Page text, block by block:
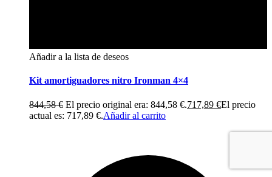
Añadir a la lista de deseos
Kit amortiguadores nitro Ironman 4×4
844,58€ El precio original era: 844,58 €.717,89 €El precio
actual es: 717,89 €.Añadir al carrito